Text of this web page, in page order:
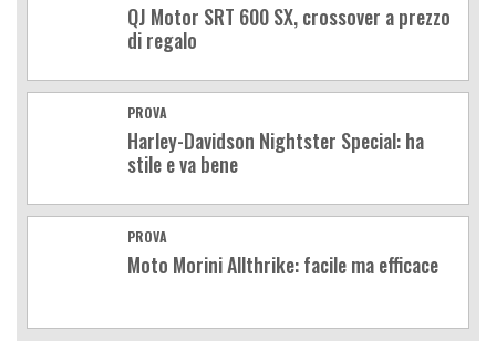
QJ Motor SRT 600 SX, crossover a prezzo
di regalo
PROVA
Harley-Davidson Nightster Special: ha
stile e va bene
PROVA
Moto Morini Allthrike: facile ma efficace